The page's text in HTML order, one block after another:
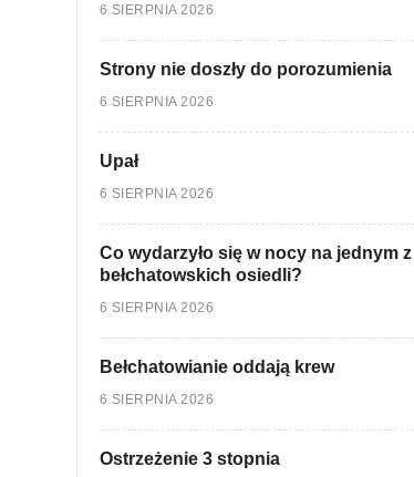
6 SIERPNIA 2026
Strony nie doszły do porozumienia
6 SIERPNIA 2026
Upał
6 SIERPNIA 2026
Co wydarzyło się w nocy na jednym z
bełchatowskich osiedli?
6 SIERPNIA 2026
Bełchatowianie oddają krew
6 SIERPNIA 2026
Ostrzeżenie 3 stopnia